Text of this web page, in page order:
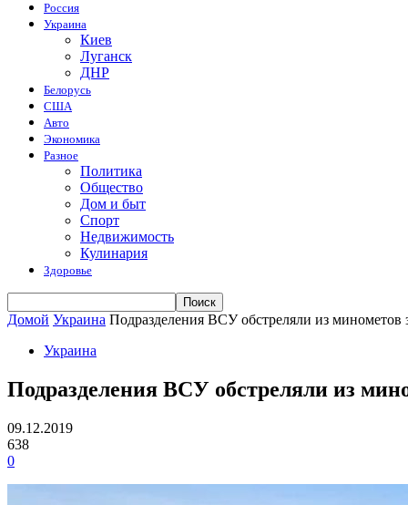
Россия
Украина
Киев
Луганск
ДНР
Белорусь
США
Авто
Экономика
Разное
Политика
Общество
Дом и быт
Спорт
Недвижимость
Кулинария
Здоровье
Домой Украина Подразделения ВСУ обстреляли из
Украина
Подразделения ВСУ обстреляли из
09.12.2019
638
0